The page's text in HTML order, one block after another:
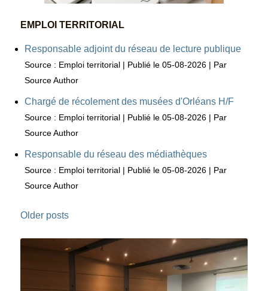
EMPLOI TERRITORIAL
Responsable adjoint du réseau de lecture publique
Source : Emploi territorial Publié le 05-08-2026
Par
Source Author
Chargé de récolement des musées d'Orléans H/F
Source : Emploi territorial Publié le 05-08-2026
Par
Source Author
Responsable du réseau des médiathèques
Source : Emploi territorial Publié le 05-08-2026
Par
Source Author
Older posts